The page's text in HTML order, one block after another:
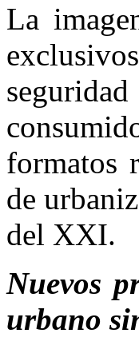
La
formatos
de
del XXI.
Nuevos
urbano